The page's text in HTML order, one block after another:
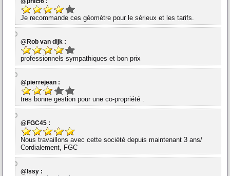
Je recommande ces géomètre pour le sérieux et les tarifs.
@Rob van dijk :
professionnels sympathiques et bon prix
@pierrejean :
tres bonne gestion pour une co-propriété .
@FGC45 :
Nous travaillons avec cette société depuis maintenant 3 ans/
Cordialement, FGC
@Issy :